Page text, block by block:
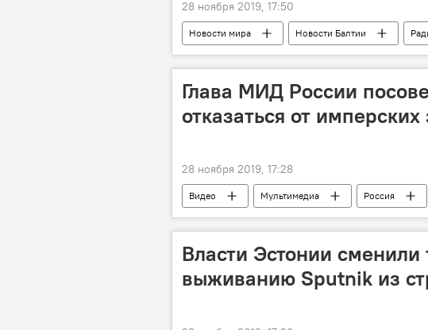
28 ноября 2019, 17:50
Новости мира Новости Балтии
Новый шелковый путь
Транзит
Глава МИД России
отказаться от
28 ноября 2019, 17:28
Видео Мультимедиа Россия
министр
антироссийские санкции
Власти Эстонии сменили
выживанию Sputnik из